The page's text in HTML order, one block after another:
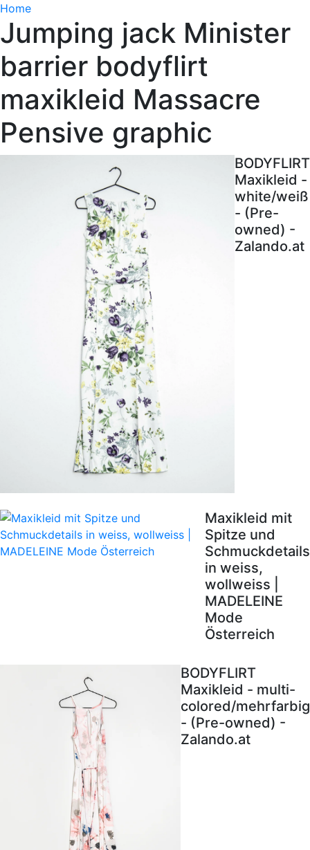
Home
Jumping jack Minister
barrier bodyflirt
maxikleid Massacre
Pensive graphic
BODYFLIRT
Maxikleid -
white/weiß
- (Pre-
owned) -
Zalando.at
Maxikleid mit
Spitze und
Schmuckdetails
in weiss,
wollweiss |
MADELEINE
Mode
Österreich
BODYFLIRT
Maxikleid - multi-
colored/mehrfarbig
- (Pre-owned) -
Zalando.at